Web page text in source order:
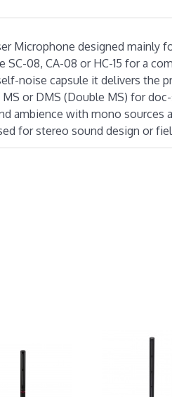
Microphone designed mainly
08, CA-08 or HC-15 for a
noise capsule it delivers the
or DMS (Double MS) for
ambience with mono sources
for stereo sound design or